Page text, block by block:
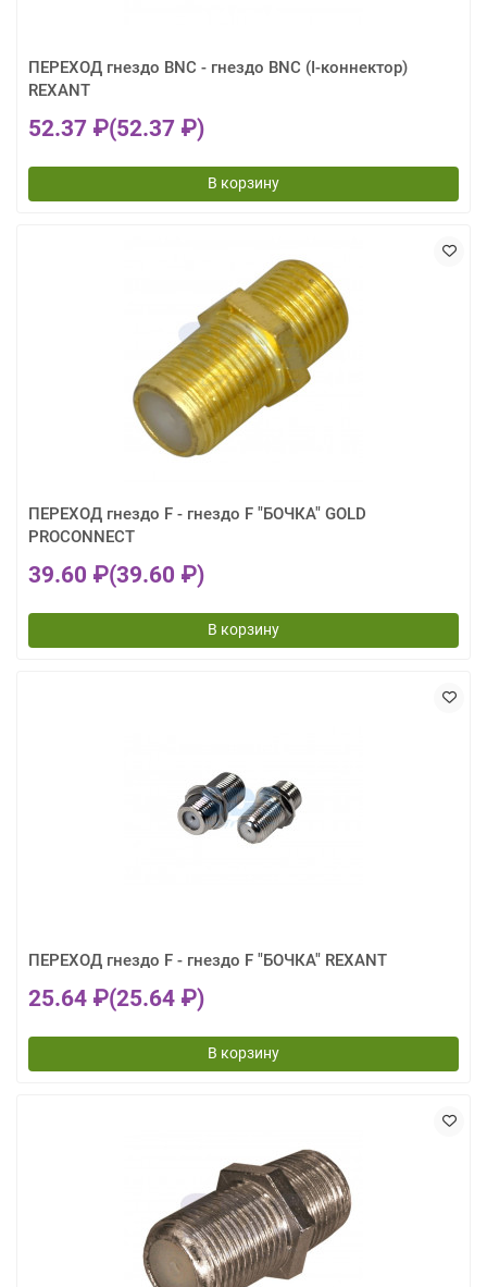
ПЕРЕХОД гнездо BNC - гнездо BNC (I-коннектор)
REXANT
52.37 ₽(52.37 ₽)
В корзину
ПЕРЕХОД гнездо F - гнездо F "БОЧКА" GOLD
PROCONNECT
39.60 ₽(39.60 ₽)
В корзину
ПЕРЕХОД гнездо F - гнездо F "БОЧКА" REXANT
25.64 ₽(25.64 ₽)
В корзину